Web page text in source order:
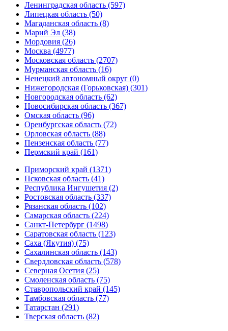
Ленинградская область (597)
Липецкая область (50)
Магаданская область (8)
Марий Эл (38)
Мордовия (26)
Москва (4977)
Московская область (2707)
Мурманская область (16)
Ненецкий автономный округ (0)
Нижегородская (Горьковская) (301)
Новгородская область (62)
Новосибирская область (367)
Омская область (96)
Оренбургская область (72)
Орловская область (88)
Пензенская область (77)
Пермский край (161)
Приморский край (1371)
Псковская область (41)
Республика Ингушетия (2)
Ростовская область (337)
Рязанская область (102)
Самарская область (224)
Санкт-Петербург (1498)
Саратовская область (123)
Саха (Якутия) (75)
Сахалинская область (143)
Свердловская область (578)
Северная Осетия (25)
Смоленская область (75)
Ставропольский край (145)
Тамбовская область (77)
Татарстан (291)
Тверская область (82)